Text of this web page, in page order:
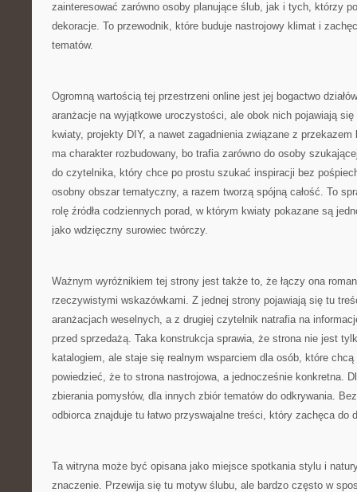
zainteresować zarówno osoby planujące ślub, jak i tych, którzy
dekoracje. To przewodnik, które buduje nastrojowy klimat i
tematów.
Ogromną wartością tej przestrzeni online jest jej bogactwo
aranżacje na wyjątkowe uroczystości, ale obok nich pojawiają się
kwiaty, projekty DIY, a nawet zagadnienia związane z
ma charakter rozbudowany, bo trafia zarówno do osoby
do czytelnika, który chce po prostu szukać inspiracji bez
osobny obszar tematyczny, a razem tworzą spójną całość. To
rolę źródła codziennych porad, w którym kwiaty pokazane są
jako wdzięczny surowiec twórczy.
Ważnym wyróżnikiem tej strony jest także to, że łączy ona
rzeczywistymi wskazówkami. Z jednej strony pojawiają się tu
aranżacjach weselnych, a z drugiej czytelnik natrafia na
przed sprzedażą. Taka konstrukcja sprawia, że strona nie jest
katalogiem, ale staje się realnym wsparciem dla osób, które
powiedzieć, że to strona nastrojowa, a jednocześnie konkretna.
zbierania pomysłów, dla innych zbiór tematów do odkrywania.
odbiorca znajduje tu łatwo przyswajalne treści, który zachęca do
Ta witryna może być opisana jako miejsce spotkania stylu i
znaczenie. Przewija się tu motyw ślubu, ale bardzo często w